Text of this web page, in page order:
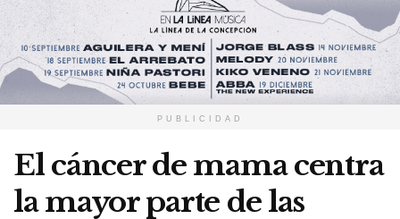
PUBLICIDAD
El cáncer de mama centra
la mayor parte de las